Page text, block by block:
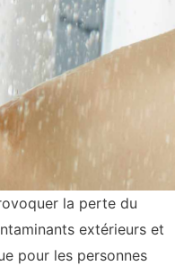
la perte du
extérieurs et
pour les personnes